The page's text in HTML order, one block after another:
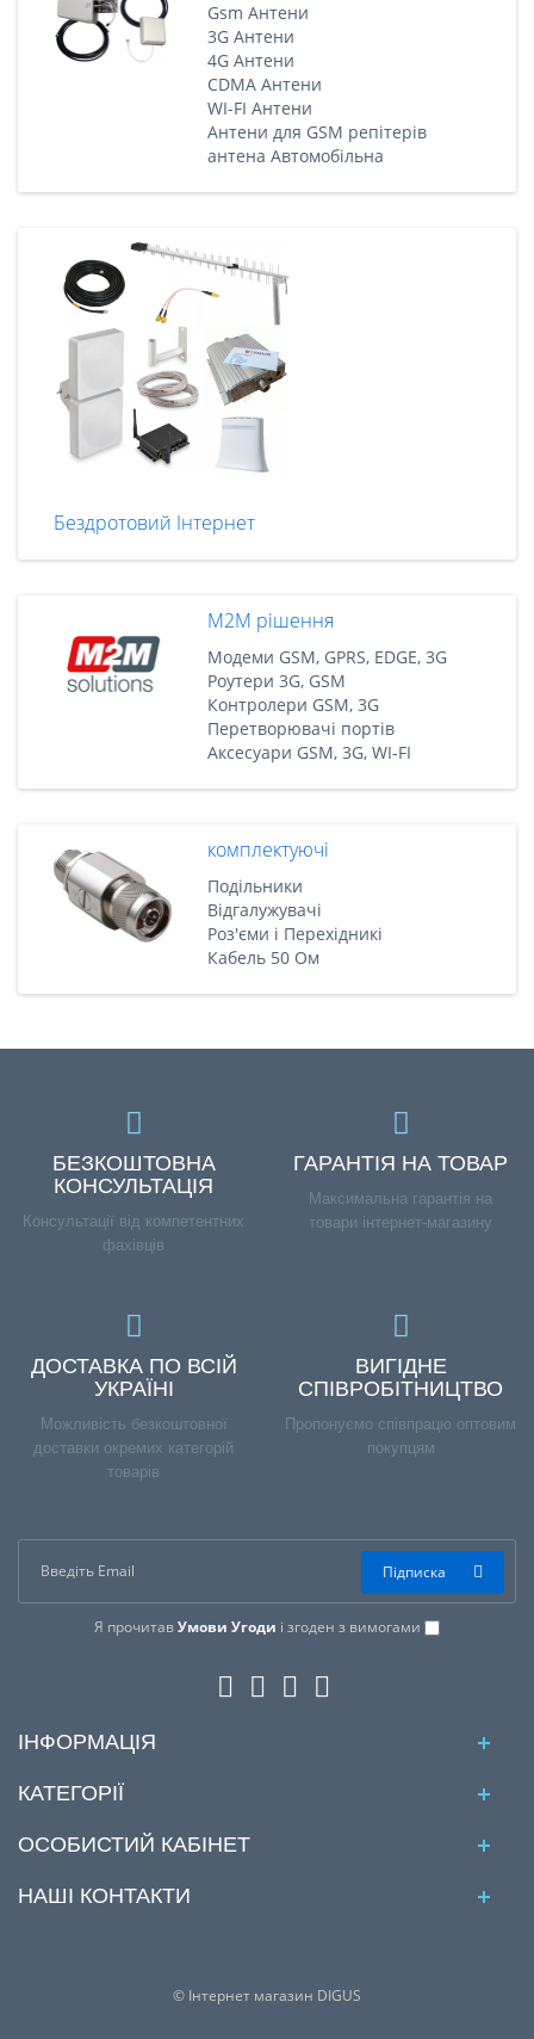
Gsm Антени
3G Антени
4G Антени
CDMA Антени
WI-FI Антени
Антени для GSM репітерів
антена Автомобільна
Бездротовий Інтернет
M2M рішення
Модеми GSM, GPRS, EDGE, 3G
Роутери 3G, GSM
Контролери GSM, 3G
Перетворювачі портів
Аксесуари GSM, 3G, WI-FI
комплектуючі
Подільники
Відгалужувачі
Роз'єми і Перехідникі
Кабель 50 Ом
БЕЗКОШТОВНА
КОНСУЛЬТАЦІЯ
Консультації від компетентних
фахівців
ГАРАНТІЯ НА ТОВАР
Максимальна гарантія на
товари інтернет-магазину
ДОСТАВКА ПО ВСІЙ
УКРАЇНІ
Можливість безкоштовної
доставки окремих категорій
товарів
ВИГІДНЕ
СПІВРОБІТНИЦТВО
Пропонуємо співпрацю оптовим
покупцям
Я прочитавУмови Угоди і згоден з вимогами
Підписка
ІНФОРМАЦІЯ
КАТЕГОРІЇ
ОСОБИСТИЙ КАБІНЕТ
НАШІ КОНТАКТИ
© Інтернет магазин DIGUS